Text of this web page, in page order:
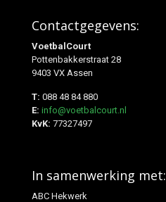
Contactgegevens:
VoetbalCourt
Pottenbakkerstraat 28
9403 VX Assen
T: 088 48 84 880
E: info@voetbalcourt.nl
KvK: 77327497
In samenwerking met:
ABC Hekwerk